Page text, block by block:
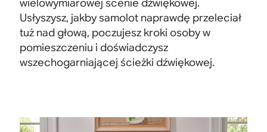
wielowymiarowej scenie dźwiękowej.
Usłyszysz, jakby samolot naprawdę przeleciał
tuż nad głową, poczujesz kroki osoby w
pomieszczeniu i doświadczysz
wszechogarniającej ścieżkidźwiękowej.